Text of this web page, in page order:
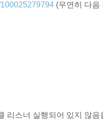
(우연히 다음
리스너 실행되어 있지 않음